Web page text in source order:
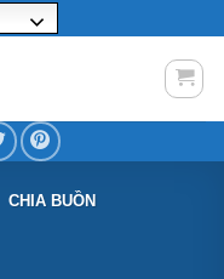
CHIA BUỒN